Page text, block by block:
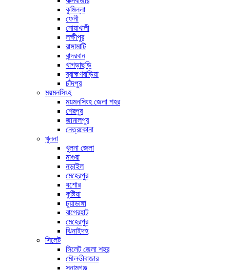
কুমিল্লা
ফেনী
নোয়াখালী
লক্ষীপুর
রাঙ্গামাটি
বান্দরবান
খাগড়াছড়ি
ব্রাহ্মণবাড়িয়া
চাঁদপুর
ময়মনসিংহ
ময়মনসিংহ জেলা শহর
শেরপুর
জামালপুর
নেত্রকোনা
খুলনা
খুলনা জেলা
মাগুরা
নড়াইল
মেহেরপুর
যশোর
কুষ্টিয়া
চুয়াডাঙ্গা
বাগেরহাট
মেহেরপুর
ঝিনাইদহ
সিলেট
সিলেট জেলা শহর
মৌলভীবাজার
সুনামগঞ্জ